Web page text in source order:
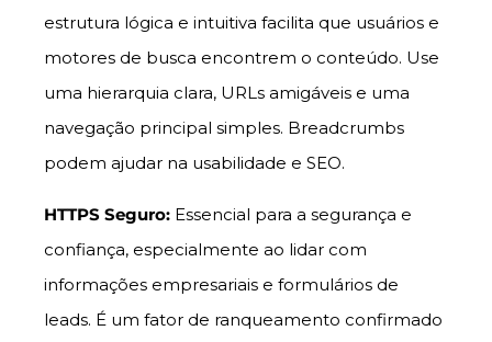
estrutura lógica e intuitiva facilita que usuários e
motores de busca encontrem o conteúdo. Use
uma hierarquia clara, URLs amigáveis e uma
navegação principal simples. Breadcrumbs
podem ajudar na usabilidade e SEO.
HTTPS Seguro: Essencial para a segurança e
confiança, especialmente ao lidar com
informações empresariais e formulários de
leads. É um fator de ranqueamento confirmado